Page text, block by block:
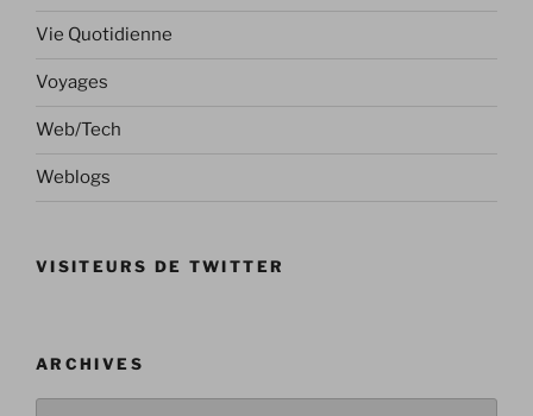
Vie Quotidienne
Voyages
Web/Tech
Weblogs
VISITEURS DE TWITTER
ARCHIVES